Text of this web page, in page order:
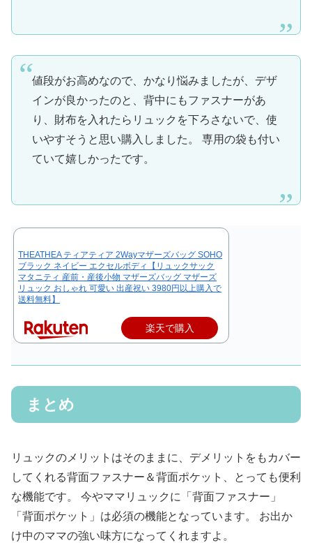
値段がお高めなので、かなり悩みましたが、デザ
インが良かったのと、背中にもファスナーがあ
り、財布を入れたらリュックを下ろさないで、使
いやすそうと思い購入しました。 専用の袋も付い
ていて嬉しかったです。
THEATHEA ティアティア 2Wayマザーズバッグ SOHO
ブラック ネイビー エクセルボディ【リュックサック
マタニティ 産前・産後小物 マザーズバッグ マザーズ
リュック おしゃれ 可愛い 出産祝い 3980円以上購入で
送料無料】
楽天で購入
まとめ
リュックのメリットはそのままに、デメリットをもカバー
してくれる背面ファスナー＆背面ポケット、とっても便利
な機能です。 今やママリュックに「背面ファスナー」
「背面ポケット」は必須の機能となっています。 お出か
け中のママの強い味方になってくれますよ。